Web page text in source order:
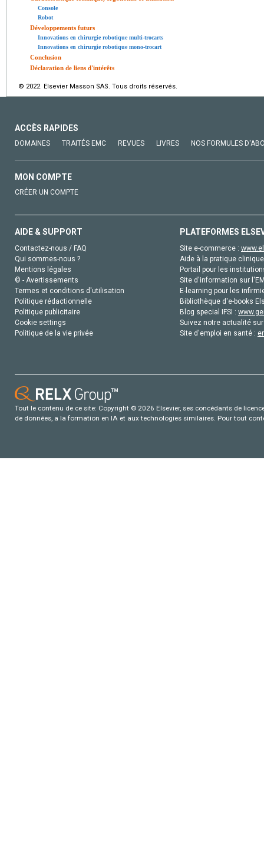
Console
Robot
Développements futurs
Innovations en chirurgie robotique multi-trocarts
Innovations en chirurgie robotique mono-trocart
Conclusion
Déclaration de liens d'intérêts
© 2022 Elsevier Masson SAS. Tous droits réservés.
ACCÈS RAPIDES
DOMAINES TRAITÉS EMC REVUES LIVRES NOS FORMULES
MON COMPTE
CRÉER UN COMPTE
AIDE & SUPPORT
Contactez-nous / FAQ
Qui sommes-nous ?
Mentions légales
© - Avertissements
Termes et conditions d'utilisation
Politique rédactionnelle
Politique publicitaire
Cookie settings
Politique de la vie privée
PLATEFORMES
Site e-commerce :
Aide à la pratique
Portail pour les
Site d'information sur
E-learning pour les
Bibliothèque d'e-books
Blog special IFSI :
Suivez notre actualité
Site d'emploi en santé :
Tout le contenu de ce site: Copyright © 2026 Elsevier, ses concédants de
de données, a la formation en IA et aux technologies similaires. Pour tout